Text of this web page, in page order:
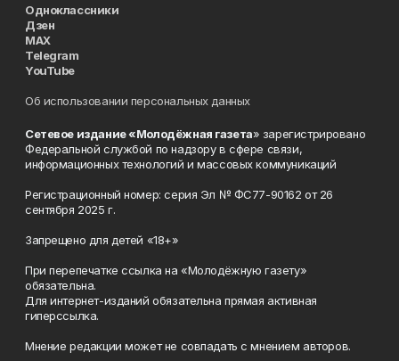
Одноклассники
Дзен
MAX
Telegram
YouTube
Об использовании персональных данных
Сетевое издание «Молодёжная газета» зарегистрировано
Федеральной службой по надзору в сфере связи,
информационных технологий и массовых коммуникаций
Регистрационный номер: серия Эл № ФС77-90162 от 26
сентября 2025 г.
Запрещено для детей «18+»
При перепечатке ссылка на «Молодёжную газету»
обязательна.
Для интернет-изданий обязательна прямая активная
гиперссылка.
Мнение редакции может не совпадать с мнением авторов.